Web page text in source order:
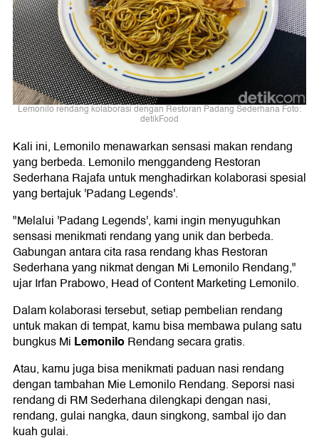
Lemonilo rendang kolaborasi dengan Restoran Padang Sederhana Foto:
detikFood
Kali ini, Lemonilo menawarkan sensasi makan rendang
yang berbeda. Lemonilo menggandeng Restoran
Sederhana Rajafa untuk menghadirkan kolaborasi spesial
yang bertajuk 'Padang Legends'.
"Melalui 'Padang Legends', kami ingin menyuguhkan
sensasi menikmati rendang yang unik dan berbeda.
Gabungan antara cita rasa rendang khas Restoran
Sederhana yang nikmat dengan Mi Lemonilo Rendang,"
ujar Irfan Prabowo, Head of Content Marketing Lemonilo.
Dalam kolaborasi tersebut, setiap pembelian rendang
untuk makan di tempat, kamu bisa membawa pulang satu
bungkus Mi LemoniloRendang secara gratis.
Atau, kamu juga bisa menikmati paduan nasi rendang
dengan tambahan Mie Lemonilo Rendang. Seporsi nasi
rendang di RM Sederhana dilengkapi dengan nasi,
rendang, gulai nangka, daun singkong, sambal ijo dan
kuah gulai.